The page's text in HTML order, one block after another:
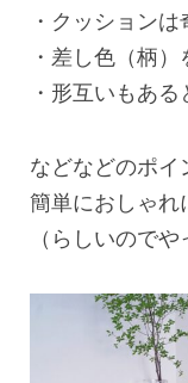
・クッションは
・差し色（柄）
・形互いもあ
などなどのポイ
簡単におしゃれ
（らしいので